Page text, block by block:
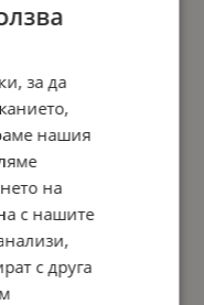
за да
нашия
на
с нашите
с друга